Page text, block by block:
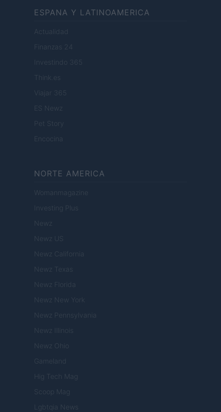
ESPANA Y LATINOAMERICA
Actualidad
Finanzas 24
Investindo 365
Think.es
Viajar 365
ES Newz
Pet Story
Encocina
NORTE AMERICA
Womanmagazine
Investing Plus
Newz
Newz US
Newz California
Newz Texas
Newz Florida
Newz New York
Newz Pennsylvania
Newz Illinois
Newz Ohio
Gameland
Hig Tech Mag
Scoop Mag
Lgbtqia News